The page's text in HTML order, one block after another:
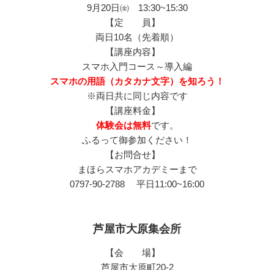
9月20日㈮ 13:30~15:30
【定 員】
両日10名（先着順）
【講座内容】
スマホ入門コース～導入編
スマホの用語（カタカナ文字）を知ろう！
※両日共に同じ内容です
【講座料金】
体験会は無料です。
ふるって御参加ください！
【お問合せ】
まほらスマホアカデミーまで
0797-90-2788 平日11:00~16:00
芦屋市大原集会所
【会 場】
芦屋市大原町20-2